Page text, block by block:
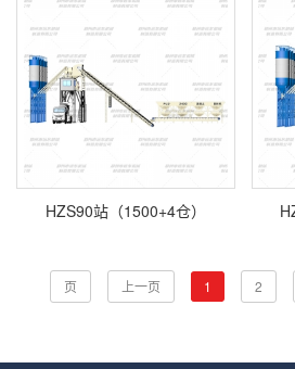
HZS90站（1500+4仓）
页 上一页 1 2